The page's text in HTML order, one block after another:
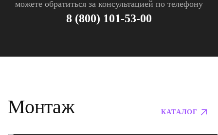
можете обратиться за консультацией по телефону
8 (800) 101-53-00
Монтаж КАТАЛОГ